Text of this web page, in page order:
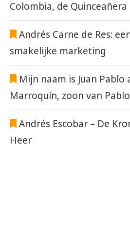
Colombia, de Quinceañera
Andrés Carne de Res:
smakelijke marketing
Mijn naam is Juan Pablo
Marroquín, zoon van
Andrés Escobar – De
Heer